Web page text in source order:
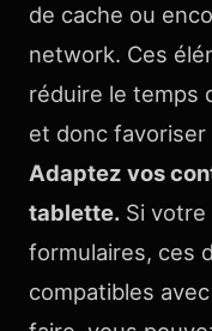
de cache ou
network. Ces
réduire le temps
et donc favoriser
Adaptez vos
tablette. Si
formulaires, ces
compatibles